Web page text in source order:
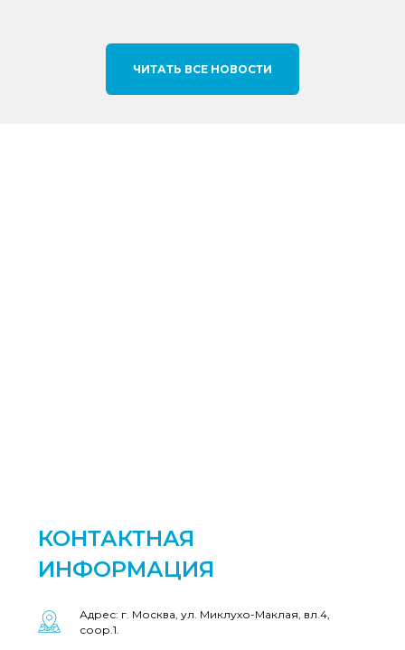
ЧИТАТЬ ВСЕ НОВОСТИ
КОНТАКТНАЯ
ИНФОРМАЦИЯ
Адрес: г. Москва, ул. Миклухо-Маклая, вл.4,
соор.1.